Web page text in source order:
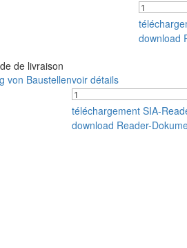
download
de livraison
von Baustellenvoir détails
téléchargement SIA-
download Reader-